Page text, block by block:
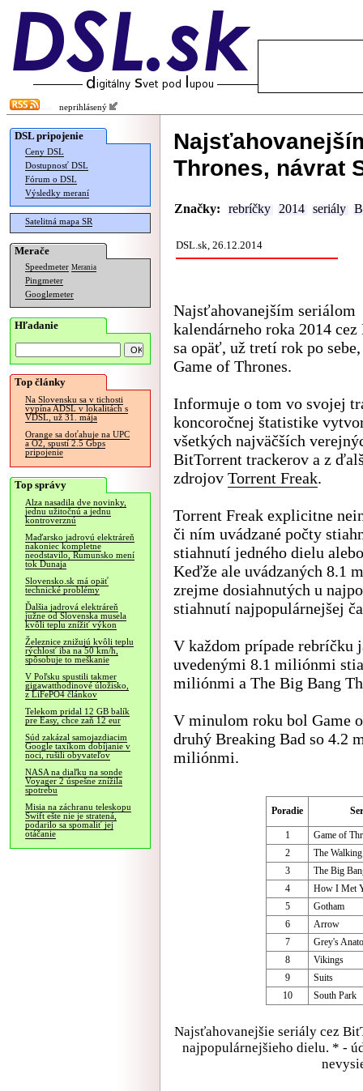
neprihlásený
DSL pripojenie
Ceny DSL
Dostupnosť DSL
Fórum o DSL
Výsledky meraní
Satelitná mapa SR
Merače
Speedmeter Merania
Pingmeter
Googlemeter
Hľadanie
Top články
Na Slovensku sa v tichosti
vypína ADSL v lokalitách s
VDSL, už 31. mája
Orange sa doťahuje na UPC
a O2, spustí 2.5 Gbps
pripojenie
Top správy
Alza nasadila dve novinky,
jednu užitočnú a jednu
kontroverznú
Maďarsko jadrovú elektráreň
nakoniec kompletne
neodstavilo, Rumunsko mení
tok Dunaja
Slovensko.sk má opäť
technické problémy
Ďalšia jadrová elektráreň
južne od Slovenska musela
kvôli teplu znížiť výkon
Železnice znižujú kvôli teplu
rýchlosť iba na 50 km/h,
spôsobuje to meškanie
V Poľsku spustili takmer
gigawatthodinové úložisko,
z LiFePO4 článkov
Telekom pridal 12 GB balík
pre Easy, chce zaň 12 eur
Súd zakázal samojazdiacim
Google taxíkom dobíjanie v
noci, rušili obyvateľov
NASA na diaľku na sonde
Voyager 2 úspešne znížila
spotrebu
Misia na záchranu teleskopu
Swift ešte nie je stratená,
podarilo sa spomaliť jej
otáčanie
Thrones, návrat
Značky: rebríčky 2014 seriály
DSL.sk, 26.12.2014
Najsťahovanejším seriálom
kalendárneho roka 2014
sa opäť, už tretí rok po
Game of Thrones.
Informuje o tom vo svojej
koncoročnej štatistike
všetkých najväčších
BitTorrent trackerov a z
zdrojov Torrent Freak.
Torrent Freak explicitne
či ním uvádzané počty
stiahnutí jedného dielu
Keďže ale uvádzaných 8.1
zrejme dosiahnutých u
stiahnutí najpopulárnejšej
V každom prípade rebríčku
uvedenými 8.1 miliónmi
miliónmi a The Big Bang
V minulom roku bol Game
druhý Breaking Bad so 4.2
miliónmi.
Poradie
1
Game of
2
The
3
The Big
4
How I Met
5
Gotham
6
Arrow
7
Grey's
8
Vikings
9
Suits
10
South Park
Najsťahovanejšie seriály cez
najpopulárnejšieho dielu. * -